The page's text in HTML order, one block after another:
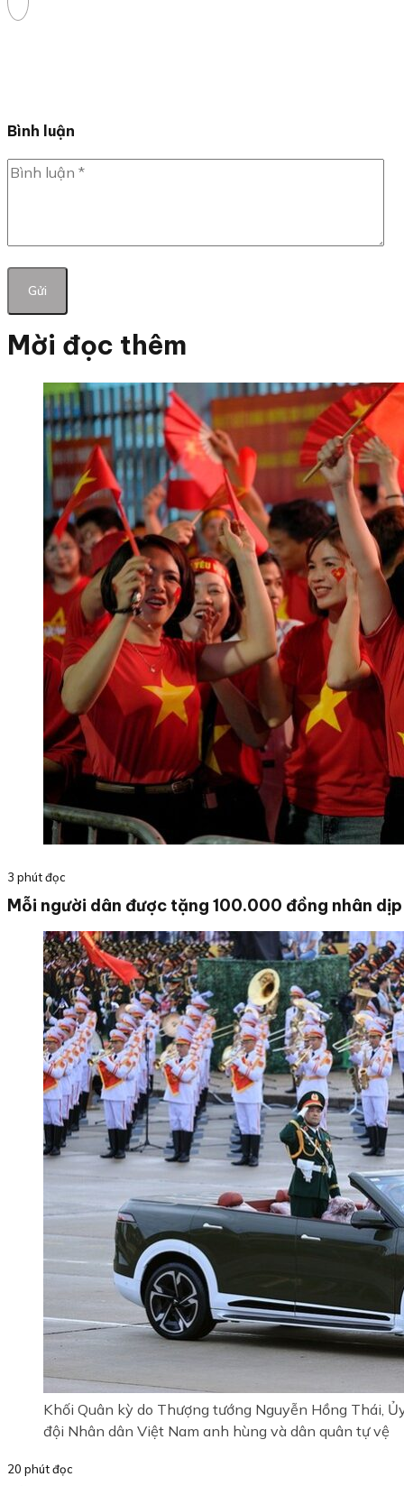
Bình luận
Mời đọc thêm
3 phút đọc
Mỗi người dân được tặng 100.000 đồng nhân
Khối Quân kỳ do Thượng tướng Nguyễn Hồng Thái,
đội Nhân dân Việt Nam anh hùng và dân quân tự vệ
20 phút đọc